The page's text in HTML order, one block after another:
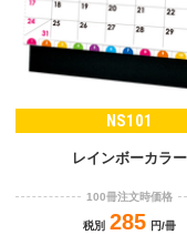
NS101
レインボーカラー
100冊注文時価格
税別 285 円/冊